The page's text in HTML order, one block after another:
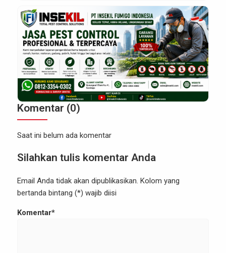
rayap. Jika tidak segera ditangani, kerusakan yang
ditimbulkan dapat menyebabkan biaya renovasi
yang tidak sedikit. Apabila […]
Komentar (0)
Saat ini belum ada komentar
Silahkan tulis komentar Anda
Email Anda tidak akan dipublikasikan. Kolom yang
bertanda bintang (*) wajib diisi
Komentar*